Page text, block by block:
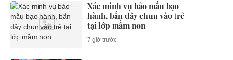
Xác minh vụ bảo mẫu bạo
hành, bắn dây chun vào trẻ
tại lớp mầm non
7 giờ trước